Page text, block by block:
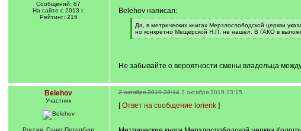
Сообщений: 87
На сайте с 2013 г.
Рейтинг: 216
Belehov написал:
[
q
]
Да, в метрических книгах Мерзлослободской церкви
но конкретно Мещерской Н.П. не нашел. В ГАКО в
[
Не забывайте о вероятности смены владельца
Belehov
Участник
Россия, Санкт-Петербург
2 октября 2019 23:14 2 октября 2019 23:15
[Ответ на сообщение lorierik]